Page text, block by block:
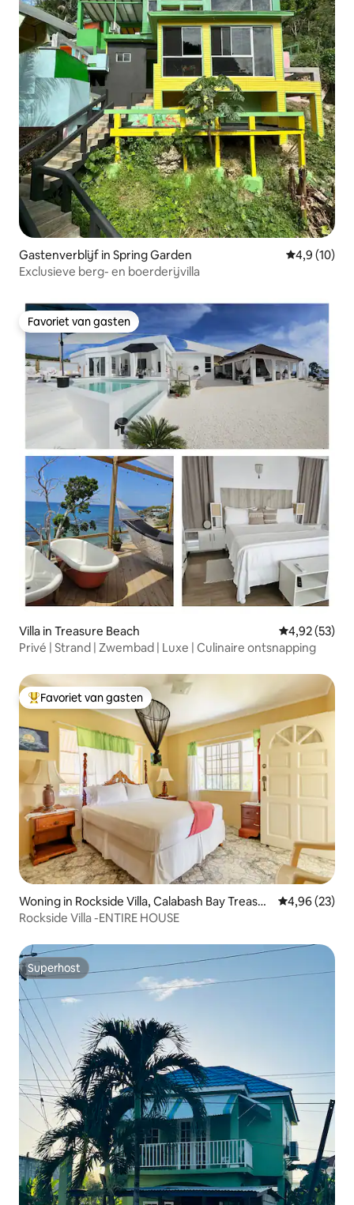
Gastenverblijf in Spring Garden
4,9 (10)
Exclusieve berg- en boerderijvilla
Favoriet van gasten
Favoriet van gasten
Villa in Treasure Beach Gemiddelde
4,92 (53)
Privé | Strand | Zwembad | Luxe | Culinaire ontsnapping
Topfavoriet van gasten
Favoriet van gasten
Woning in Rockside Villa, Calabash Bay Treasur
e Beach Great Bay St. Elizabeth 00000 Jamaic
Gemiddelde
4,96 (23)
Rockside Villa -ENTIRE HOUSE
Superhost
Superhost